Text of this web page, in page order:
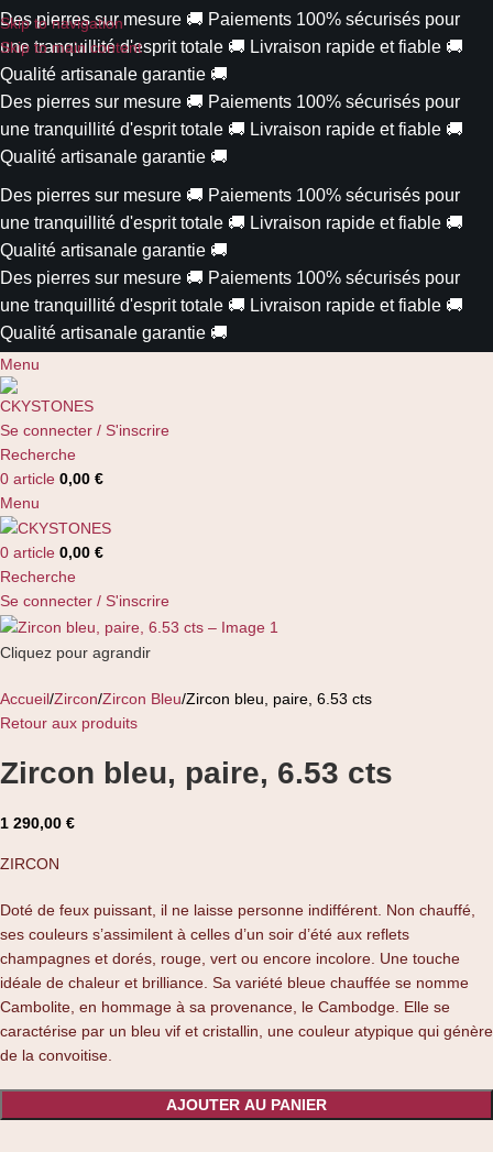
Skip to navigation
Skip to main content
Des pierres sur mesure 🚚 Paiements 100% sécurisés pour
une tranquillité d'esprit totale 🚚 Livraison rapide et fiable 🚚
Qualité artisanale garantie 🚚
Des pierres sur mesure 🚚 Paiements 100% sécurisés pour
une tranquillité d'esprit totale 🚚 Livraison rapide et fiable 🚚
Qualité artisanale garantie 🚚
Des pierres sur mesure 🚚 Paiements 100% sécurisés pour
une tranquillité d'esprit totale 🚚 Livraison rapide et fiable 🚚
Qualité artisanale garantie 🚚
Des pierres sur mesure 🚚 Paiements 100% sécurisés pour
une tranquillité d'esprit totale 🚚 Livraison rapide et fiable 🚚
Qualité artisanale garantie 🚚
Menu
Se connecter / S'inscrire
Recherche
0 article 0,00 €
Menu
0 article 0,00 €
Recherche
Se connecter / S'inscrire
Cliquez pour agrandir
Accueil Zircon Zircon Bleu Zircon bleu, paire, 6.53 cts
Retour aux produits
Zircon bleu, paire, 6.53 cts
1 290,00 €
ZIRCON
Doté de feux puissant, il ne laisse personne indifférent. Non chauffé,
ses couleurs s’assimilent à celles d’un soir d’été aux reflets
champagnes et dorés, rouge, vert ou encore incolore. Une touche
idéale de chaleur et brilliance. Sa variété bleue chauffée se nomme
Cambolite, en hommage à sa provenance, le Cambodge. Elle se
caractérise par un bleu vif et cristallin, une couleur atypique qui génère
de la convoitise.
AJOUTER AU PANIER